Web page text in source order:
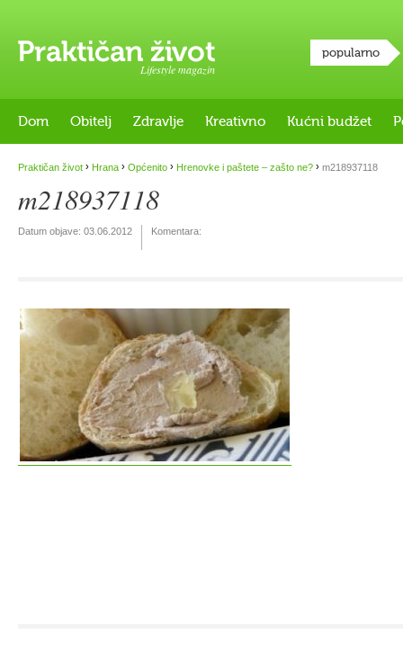
Lifestyle magazin
popularno
Dom Obitelj Zdravlje Kreativno Kućni budžet
Praktičan život › Hrana › Općenito › Hrenovke i paštete – zašto ne? › m218937118
m218937118
Datum objave: 03.06.2012 Komentara: